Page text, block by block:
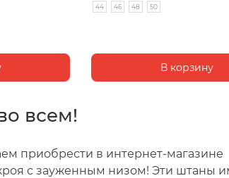
44 46 48 50
всем!
приобрести в интернет-магазине
с зауженным низом! Эти штаны